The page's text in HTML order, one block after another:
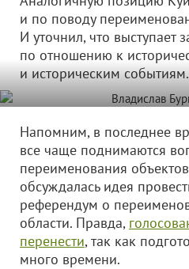
и по поводу
И уточнил, что выступает
по отношению к
и историческим событиям.
Напомним, в последнее
все чаще поднимаются
переименования
обсуждалась идея
референдум о
области. Правда,
перенести, так как
много времени.